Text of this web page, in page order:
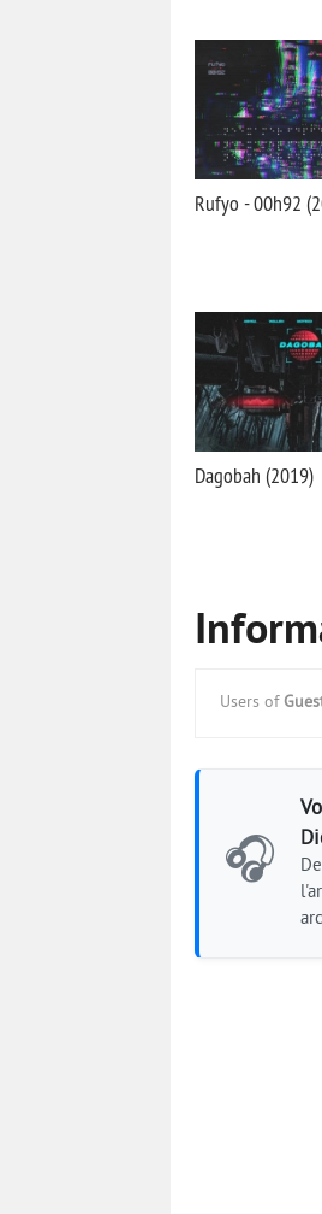
Rufyo - 00h92
Dagobah (2019)
Users of
🎧